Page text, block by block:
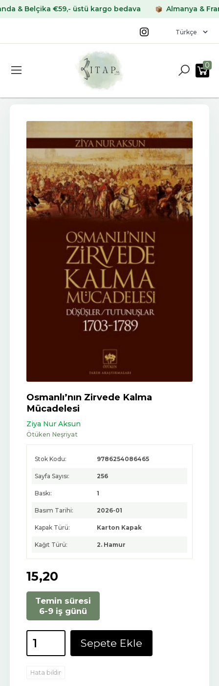
Belçika €59,- üstü kargo bedava Almanya & Fransa
0
Osmanlı’nın Zirvede Kalma
Mücadelesi
Ziya Nur Aksun
Ötüken Neşriyat
Stok Kodu: 9786254086465
Sayfa Sayısı: 256
Baskı: 1
Basım Tarihi: 2026-01
Kapak Türü: Karton Kapak
Kağıt Türü: 2. Hamur
15,20
Temin süresi
6-9 iş günü
Sepete Ekle
Hata bildir